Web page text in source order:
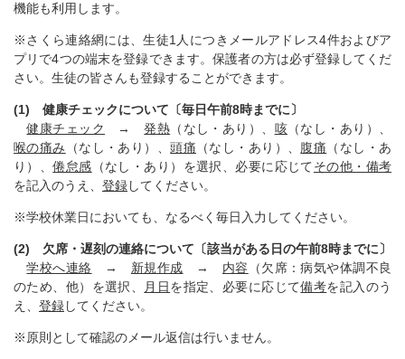
機能も利用します。
※さくら連絡網には、生徒1人につきメールアドレス4件およびア
プリで4つの端末を登録できます。保護者の方は必ず登録してくだ
さい。生徒の皆さんも登録することができます。
(1) 健康チェックについて〔毎日午前8時までに〕
健康チェック
→発熱 （なし・あり）、 咳 （なし・あり）、
喉の痛み
（なし・あり）、頭痛 （なし・あり）、 腹痛 （なし・あ
り）、倦怠感 （なし・あり）を選択、必要に応じてその他・備考
を記入のうえ、 登録してください。
※学校休業日においても、なるべく毎日入力してください。
(2) 欠席・遅刻の連絡について〔該当がある日の午前8時までに〕
学校へ連絡 → 新規作成 → 内容
（欠席：病気や体調不良
のため、他）を選択、
月日を指定、必要に応じて備考を記入のう
え、 登録してください。
※原則として確認のメール返信は行いません。